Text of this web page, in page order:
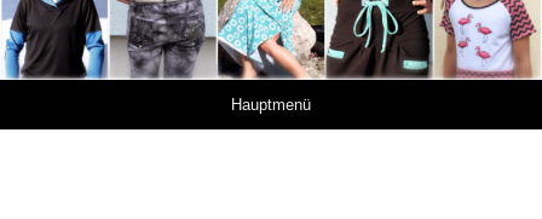
Hauptmenü